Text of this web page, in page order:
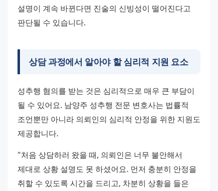
설명이 계속 바뀐다면 진술의 신빙성이 떨어진다고
판단될 수 있습니다.
상담 과정에서 알아야 할 심리적 지원 요소
성추행 혐의를 받는 것은 심리적으로 매우 큰 부담이
될 수 있어요. 남양주 성추행 전문 변호사는 법률적
조언뿐만 아니라 의뢰인의 심리적 안정을 위한 지원도
제공합니다.
"처음 상담하러 왔을 때, 의뢰인은 너무 불안해서
제대로 상황 설명도 못 하셨어요. 먼저 충분히 안정을
취할 수 있도록 시간을 드리고, 차분히 상황을 들은